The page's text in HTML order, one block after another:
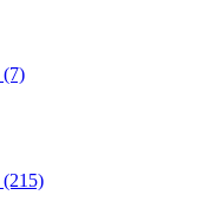
(7)
(215)